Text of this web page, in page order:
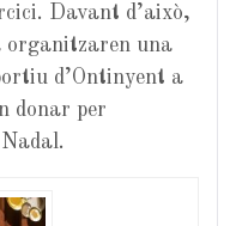
Davant d’això,
organitzaren una
d’Ontinyent a
donar per
Nadal.